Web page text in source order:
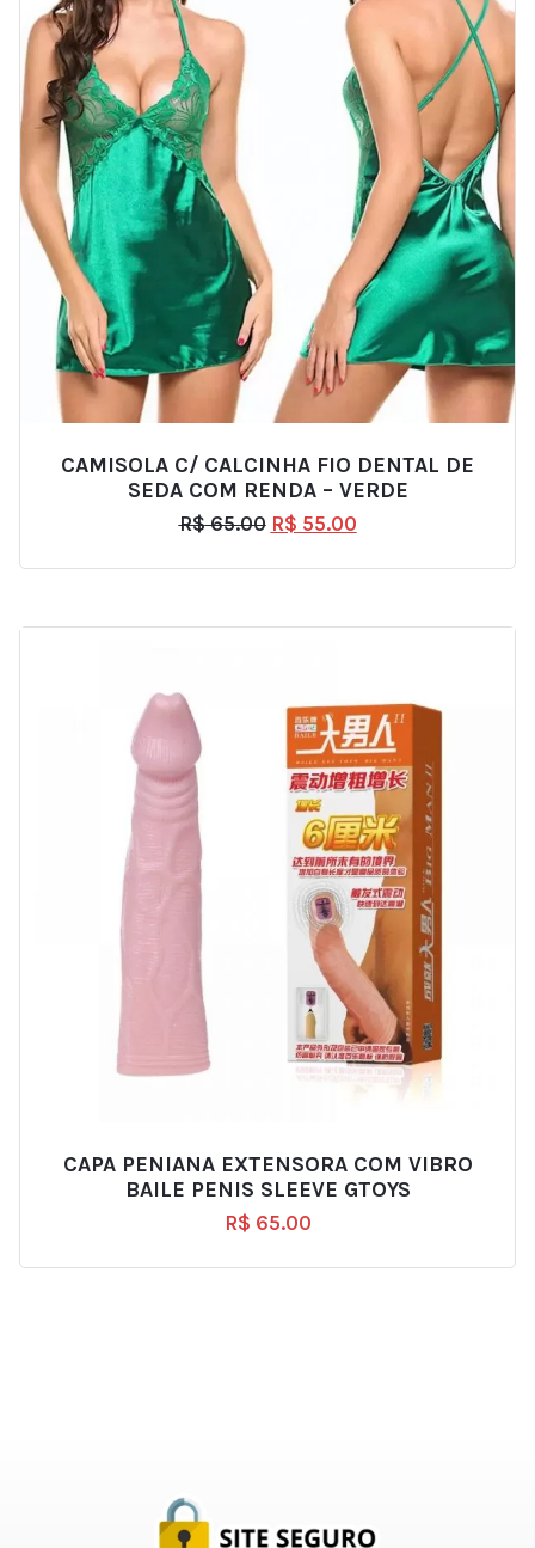
CAMISOLA C/ CALCINHA FIO DENTAL DE
SEDA COM RENDA – VERDE
R$65.00 R$ 55.00
CAPA PENIANA EXTENSORA COM VIBRO
BAILE PENIS SLEEVE GTOYS
R$ 65.00